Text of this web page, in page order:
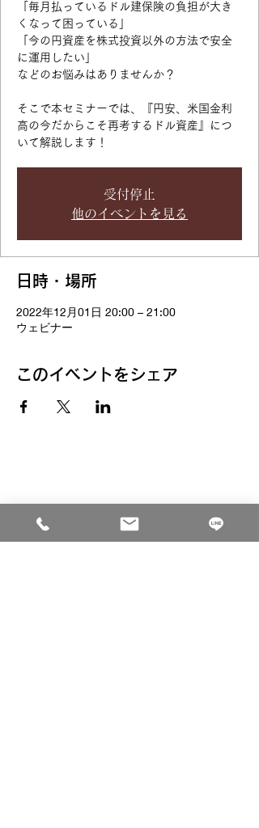
「毎月払っているドル建保険の負担が大き
くなって困っている」
「今の円資産を株式投資以外の方法で安全
に運用したい」
などのお悩みはありませんか？
そこで本セミナーでは、『円安、米国金利
高の今だからこそ再考するドル資産』につ
いて解説します！
受付停止
他のイベントを見る
日時・場所
2022年12月01日 20:00 – 21:00
ウェビナー
このイベントをシェア